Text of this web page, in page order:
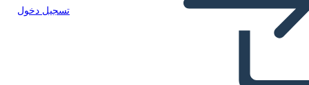
تسجيل دخول